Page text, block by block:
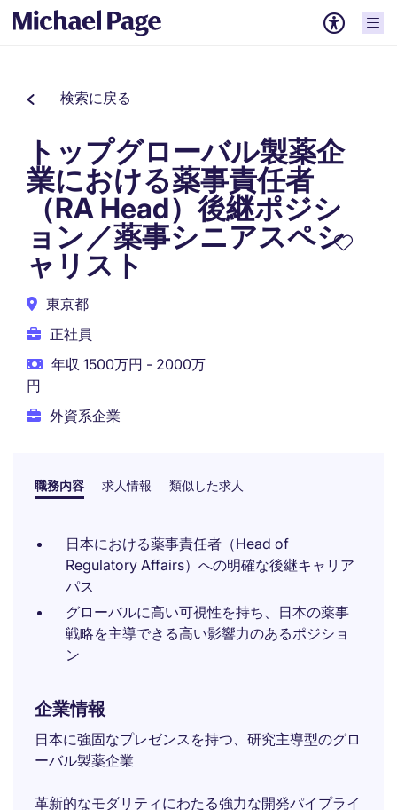
検索に戻る
トップグローバル製薬企
業における薬事責任者
（RA Head）後継ポジシ
ョン／薬事シニアスペシ
ャリスト
東京都
正社員
年収 1500万円 - 2000万
円
外資系企業
職務内容 求人情報 類似した求人
日本における薬事責任者（Head of
Regulatory Affairs）への明確な後継キャリア
パス
グローバルに高い可視性を持ち、日本の薬事
戦略を主導できる高い影響力のあるポジショ
ン
企業情報
日本に強固なプレゼンスを持つ、研究主導型のグロ
ーバル製薬企業
革新的なモダリティにわたる強力な開発パイプライ